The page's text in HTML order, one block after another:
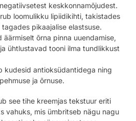
keskkonnamõjudest.
loomulikku lipiidikihti, takistades
pikaajalise elastsuse.
äärmiselt õrna pinna uuendamise,
ühtlustavad tooni ilma tundlikkust
kudesid antioksüdantidega ning
ja õrnuse.
see tihe kreemjas tekstuur eriti
vahuks, mis ümbritseb nägu nagu